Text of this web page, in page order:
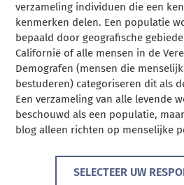
verzameling individuen die een
kenmerken delen. Een populatie
bepaald door geografische
Californië of alle mensen in de
Demografen (mensen die
bestuderen) categoriseren dit als
Een verzameling van alle levende
beschouwd als een populatie,
blog alleen richten op menselijke
SELECTEER UW